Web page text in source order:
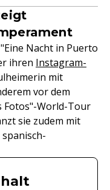
Nacht in Puerto
ihren Instagram-
mit
vor dem
Fotos"-World-Tour
sie zudem mit